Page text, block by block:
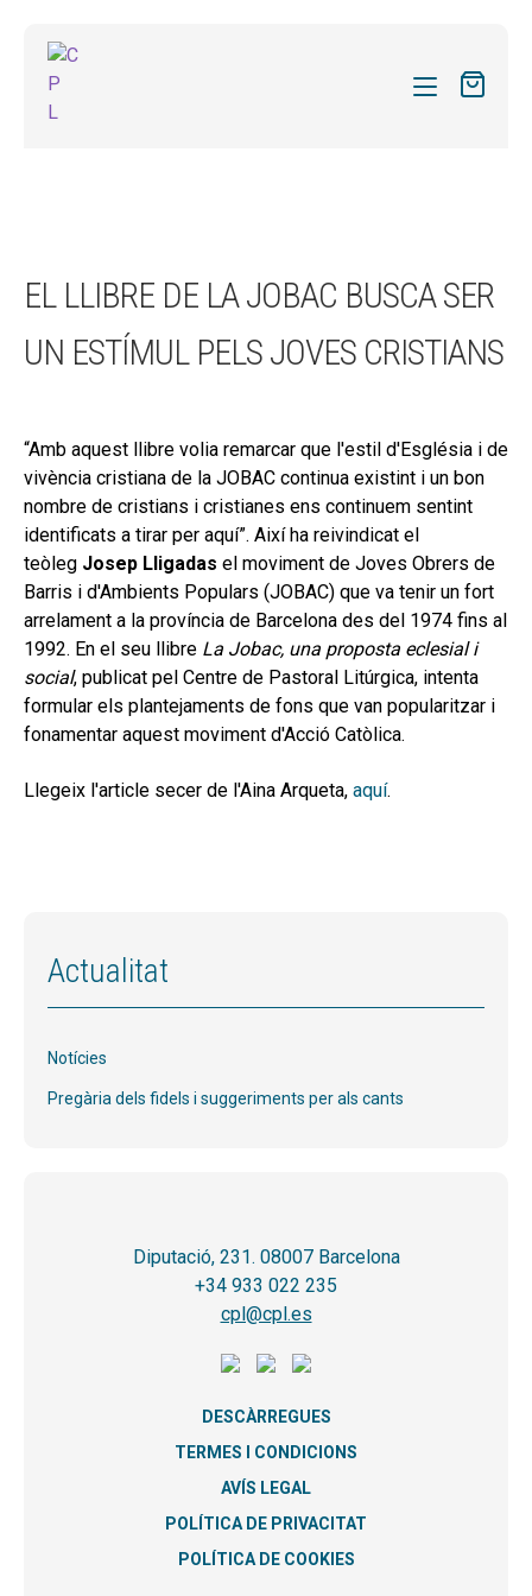
el
FORMES
SOBRE NOSALTRES
menú
BLOG
el
menú
CONTACTE
EL MEU COMPTE
CERCAR
CAT
EL LLIBRE DE LA JOBAC BUSCA SER
UN ESTÍMUL PELS JOVES CRISTIANS
“Amb aquest llibre volia remarcar que l'estil d'Església i de
vivència cristiana de la JOBAC continua existint i un bon
nombre de cristians i cristianes ens continuem sentint
identificats a tirar per aquí”. Així ha reivindicat el
teòleg Josep Lligadas el moviment de Joves Obrers de
Barris i d'Ambients Populars (JOBAC) que va tenir un fort
arrelament a la província de Barcelona des del 1974 fins al
1992. En el seu llibre La Jobac, una proposta eclesial i
social, publicat pel Centre de Pastoral Litúrgica, intenta
formular els plantejaments de fons que van popularitzar i
fonamentar aquest moviment d'Acció Catòlica.
Llegeix l'article secer de l'Aina Arqueta, aquí.
Actualitat
Notícies
Pregària dels fidels i suggeriments per als cants
Diputació, 231. 08007 Barcelona
+34 933 022 235
cpl@cpl.es
DESCÀRREGUES
TERMES I CONDICIONS
AVÍS LEGAL
POLÍTICA DE PRIVACITAT
POLÍTICA DE COOKIES